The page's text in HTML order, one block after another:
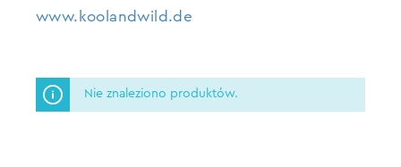
www.koolandwild.de
Nie znaleziono produktów.